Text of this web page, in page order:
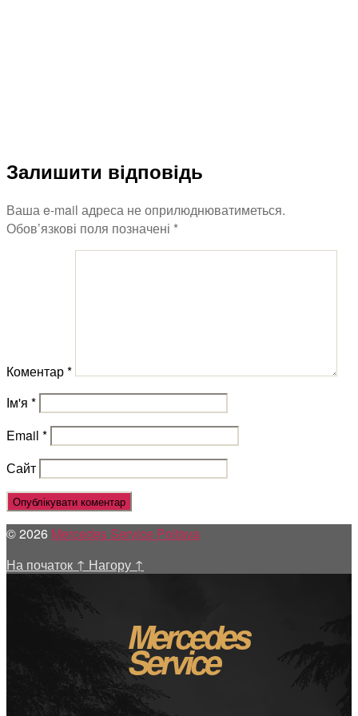
Залишити відповідь
Ваша e-mail адреса не оприлюднюватиметься.
Обов’язкові поля позначені *
Коментар*
Ім'я *
Email *
Сайт
© 2026 Mercedes Service Poltava
На початок ↑ Нагору ↑
Mercedes
Service